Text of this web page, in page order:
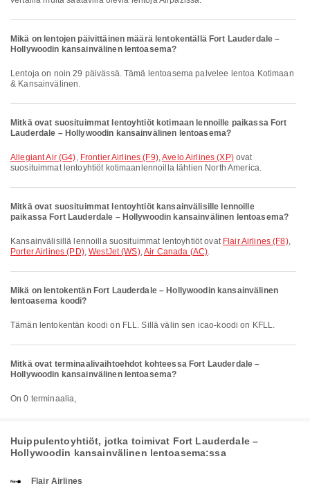
Mikä on lentojen päivittäinen määrä lentokentällä Fort Lauderdale –
Hollywoodin kansainvälinen lentoasema?
Lentoja on noin 29 päivässä. Tämä lentoasema palvelee lentoa Kotimaan
& Kansainvälinen.
Mitkä ovat suosituimmat lentoyhtiöt kotimaan lennoille paikassa Fort
Lauderdale – Hollywoodin kansainvälinen lentoasema?
Allegiant Air (G4), Frontier Airlines (F9),Avelo Airlines (XP)ovat
suosituimmat lentoyhtiöt kotimaanlennoilla lähtien North America.
Mitkä ovat suosituimmat lentoyhtiöt kansainvälisille lennoille
paikassa Fort Lauderdale – Hollywoodin kansainvälinen lentoasema?
Kansainvälisillä lennoilla suosituimmat lentoyhtiöt ovat Flair Airlines (F8),
Porter Airlines (PD),WestJet (WS),Air Canada (AC).
Mikä on lentokentän Fort Lauderdale – Hollywoodin kansainvälinen
lentoasema koodi?
Tämän lentokentän koodi on FLL. Sillä välin sen icao-koodi on KFLL.
Mitkä ovat terminaalivaihtoehdot kohteessa Fort Lauderdale –
Hollywoodin kansainvälinen lentoasema?
On 0 terminaalia,
Huippulentoyhtiöt, jotka toimivat Fort Lauderdale –
Hollywoodin kansainvälinen lentoasema:ssa
Flair Airlines